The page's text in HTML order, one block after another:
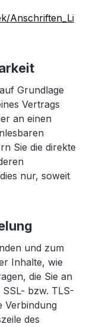
Anschriften_Li
Grundlage
Vertrags
an einen
Sie die direkte
nur, soweit
und zum
Inhalte, wie
die Sie an
bzw. TLS-
Verbindung
des